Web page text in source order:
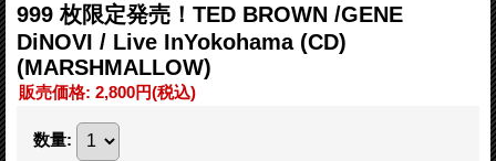
999 枚限定発売！TED BROWN /GENE
DiNOVI / Live InYokohama (CD)
(MARSHMALLOW)
販売価格: 2,800円(税込)
数量: